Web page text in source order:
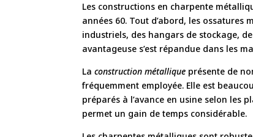
Les constructions en charpente
années 60. Tout d’abord, les
industriels, des hangars de stockage,
avantageuse s’est répandue dans les
Laconstruction métallique présente de
fréquemment employée. Elle est
préparés à l’avance en usine selon les
permet un gain de temps considérable.